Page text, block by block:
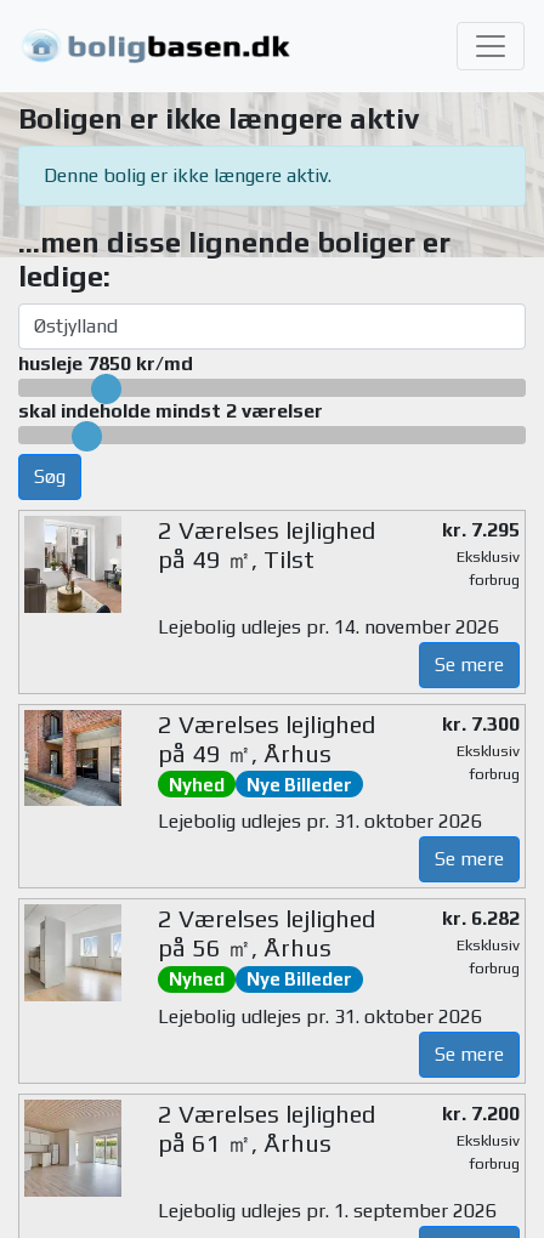
Boligen er ikke længere aktiv
Denne bolig er ikke længere aktiv.
...men disse lignende boliger er
ledige:
husleje 7850 kr/md
skal indeholde mindst 2 værelser
Søg
2 Værelses lejlighed
på 49 ㎡, Tilst
kr. 7.295
Eksklusiv
forbrug
Lejebolig udlejes pr. 14. november 2026
Se mere
2 Værelses lejlighed
på 49 ㎡, Århus
Nyhed Nye Billeder
kr. 7.300
Eksklusiv
forbrug
Lejebolig udlejes pr. 31. oktober 2026
Se mere
2 Værelses lejlighed
på 56 ㎡, Århus
Nyhed Nye Billeder
kr. 6.282
Eksklusiv
forbrug
Lejebolig udlejes pr. 31. oktober 2026
Se mere
2 Værelses lejlighed
på 61 ㎡, Århus
kr. 7.200
Eksklusiv
forbrug
Lejebolig udlejes pr. 1. september 2026